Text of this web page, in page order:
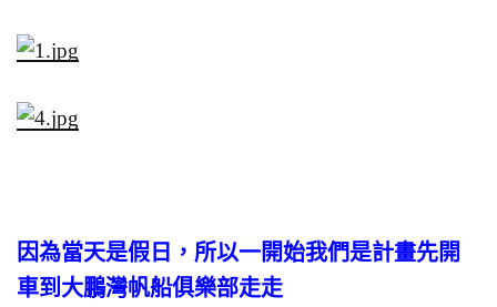
因為當天是假日，所以一開始我們是計畫先開
車到大鵬灣帆船俱樂部走走